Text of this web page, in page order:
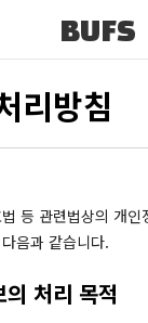
BUFS
리방침
등 관련법상의 개
음과 같습니다.
처리 목적